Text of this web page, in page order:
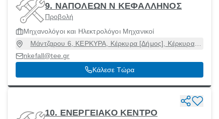
9. ΝΑΠΟΛΕΩΝ Ν ΚΕΦΑΛΛΗΝΟΣ
Προβολή
Μηχανολόγοι και Ηλεκτρολόγοι Μηχανικοί
Μάντζαρου 6, ΚΕΡΚΥΡΑ, Κέρκυρα [Δήμος], Κέρκυρα,
nkefall@tee.gr
Κάλεσε Τώρα
10. ΕΝΕΡΓΕΙΑΚΟ ΚΕΝΤΡΟ